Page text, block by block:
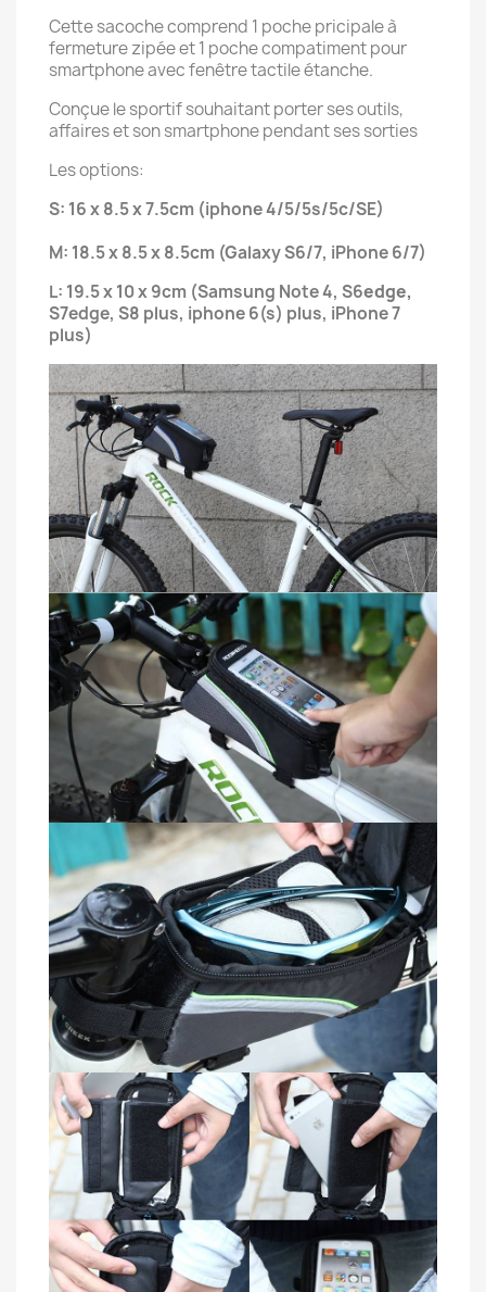
Cette sacoche comprend 1 poche pricipale à
fermeture zipée et 1 poche compatiment pour
smartphone avec fenêtre tactile étanche.
Conçue le sportif souhaitant porter ses outils,
affaires et son smartphone pendant ses sorties
Les options:
S: 16 x 8.5 x 7.5cm (iphone 4/5/5s/5c/SE)
M: 18.5 x 8.5 x 8.5cm (Galaxy S6/7, iPhone 6/7)
L: 19.5 x 10 x 9cm (Samsung Note 4, S6edge,
S7edge, S8 plus, iphone 6(s) plus, iPhone 7
plus)